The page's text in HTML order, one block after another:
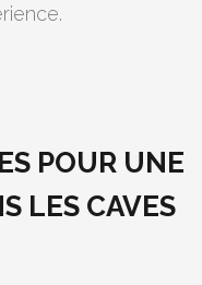
POUR UNE
LES CAVES